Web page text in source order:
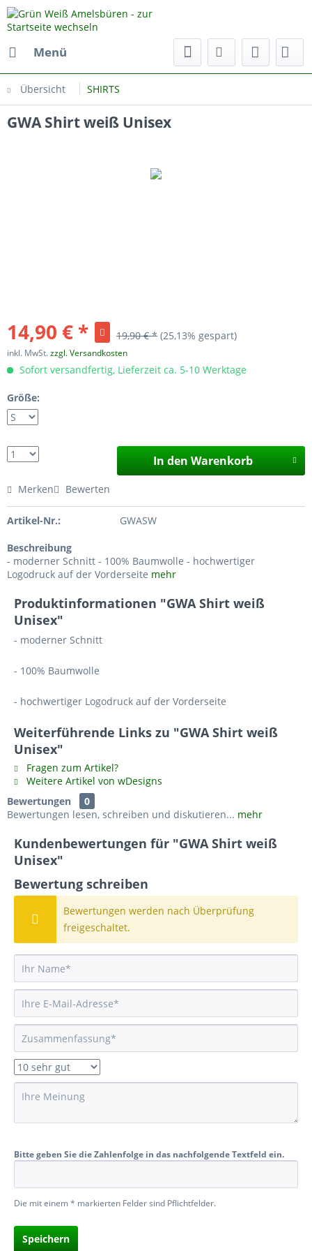
Menü
Übersicht SHIRTS
GWA Shirt weiß Unisex
14,90 € * 19,90 € * (25,13% gespart)
inkl. MwSt.zzgl. Versandkosten
Sofort versandfertig, Lieferzeit ca. 5-10 Werktage
Größe:
In den Warenkorb
Merken Bewerten
Artikel-Nr.: GWASW
Beschreibung
- moderner Schnitt - 100% Baumwolle - hochwertiger
Logodruck auf der Vorderseite mehr
Produktinformationen "GWA Shirt weiß
Unisex"
- moderner Schnitt
- 100% Baumwolle
- hochwertiger Logodruck auf der Vorderseite
Weiterführende Links zu "GWA Shirt weiß
Unisex"
Fragen zum Artikel?
Weitere Artikel von wDesigns
Bewertungen
0
Bewertungen lesen, schreiben und diskutieren... mehr
Kundenbewertungen für "GWA Shirt weiß
Unisex"
Bewertung schreiben
Bewertungen werden nach Überprüfung
freigeschaltet.
Bitte geben Sie die Zahlenfolge in das nachfolgende Textfeld ein.
Die mit einem * markierten Felder sind Pflichtfelder.
Speichern